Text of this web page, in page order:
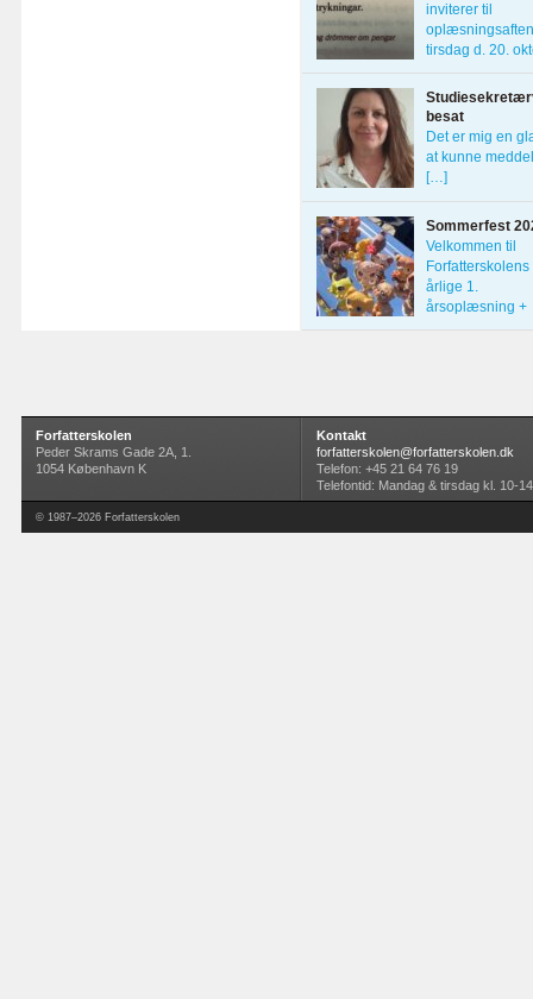
inviterer til
oplæsningsaften
tirsdag d. 20.
[…]
besat
Det er mig en
at kunne
[…]
Sommerfest
Velkommen til
Forfatterskolens
årlige 1.
årsoplæsning +
sommerfest […]
Forfatterskolen
Peder Skrams Gade 2A, 1.
1054 København K
Kontakt
forfatterskolen@forfatterskolen.dk
Telefon: +45 21 64 76 19
Telefontid: Mandag & tirsdag kl. 10-14
© 1987–2026 Forfatterskolen